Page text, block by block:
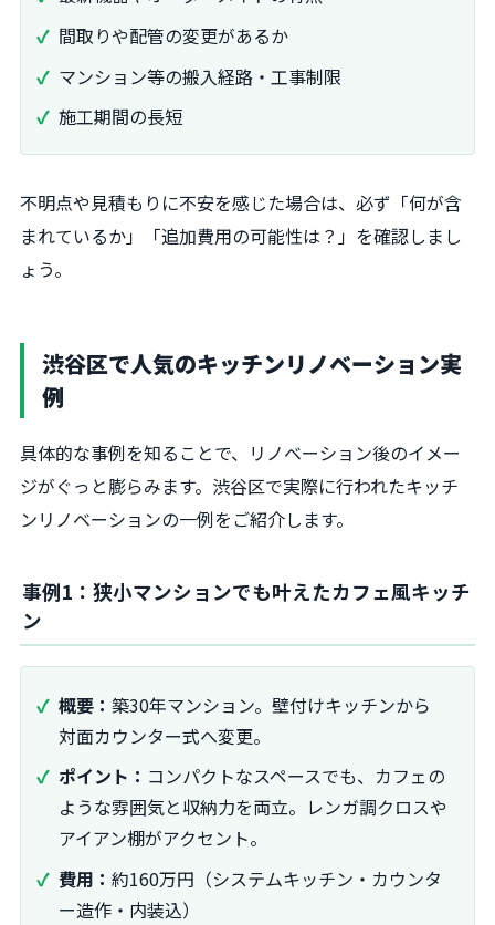
間取りや配管の変更があるか
マンション等の搬入経路・工事制限
施工期間の長短
不明点や見積もりに不安を感じた場合は、必ず「何が含
まれているか」「追加費用の可能性は？」を確認しまし
ょう。
渋谷区で人気のキッチンリノベーション実
例
具体的な事例を知ることで、リノベーション後のイメー
ジがぐっと膨らみます。渋谷区で実際に行われたキッチ
ンリノベーションの一例をご紹介します。
事例1：狭小マンションでも叶えたカフェ風キッチ
ン
概要： 築30年マンション。壁付けキッチンから
対面カウンター式へ変更。
ポイント： コンパクトなスペースでも、カフェの
ような雰囲気と収納力を両立。レンガ調クロスや
アイアン棚がアクセント。
費用： 約160万円（システムキッチン・カウンタ
ー造作・内装込）